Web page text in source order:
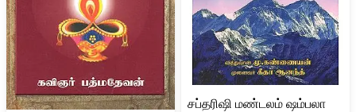
சப்தரிஷி மண்டலம் ஷம்பலா